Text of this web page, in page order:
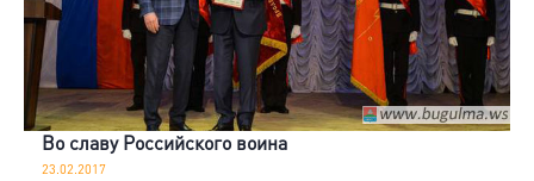
Во славу Российского воина
23.02.2017